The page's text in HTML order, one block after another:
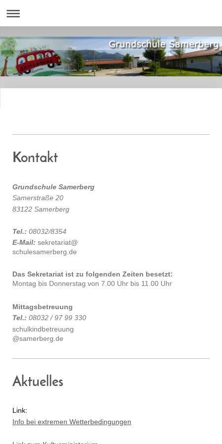
Kontakt
Grundschule Samerberg
Samerstraße 20
83122 Samerberg
Tel.: 08032/8354
E-Mail: sekretariat@
schulesamerberg.de
Das Sekretariat ist zu folgenden Zeiten besetzt:
Montag bis Donnerstag von 7.00 Uhr bis 11.00 Uhr
Mittagsbetreuung
Tel.: 08032 / 97 99 330
schulkindbetreuung
@samerberg.de
Aktuelles
Link:
Info bei extremen Wetterbedingungen